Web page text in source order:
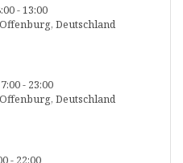
-13:00
Deutschland
- 23:00
Deutschland
- 22:00